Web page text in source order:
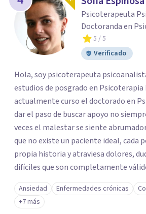
Psicoterapeuta
Doctoranda en
5 / 5
Verificado
Hola, soy psicoterapeuta
estudios de posgrado en
actualmente curso el doctorado en
dar el paso de buscar apoyo no
veces el malestar se siente
que no existe un paciente ideal, cada
propia historia y atraviesa dolores,
difíciles que son completamente
intención es ofrecerte un espacio
que sientas la confianza para
daremos el tiempo de ir recorriendo tu
Ansiedad Enfermedades crónicas
+7 más